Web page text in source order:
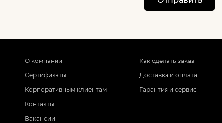
О компании
Сертификаты
Корпоративным клиентам
Контакты
Вакансии
Как сделать заказ
Доставка и оплата
Гарантия и сервис